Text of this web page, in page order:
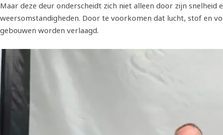
Maar deze deur onderscheidt zich niet alleen door zijn
weersomstandigheden. Door te voorkomen dat lucht, stof en
gebouwen worden verlaagd.